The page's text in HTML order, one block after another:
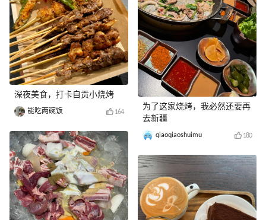
深夜美食，打卡自贡小烧烤
能吃两碗饭 164
为了这家烧烤，我必然还要再
去新疆
qiaoqiaoshuimu 180